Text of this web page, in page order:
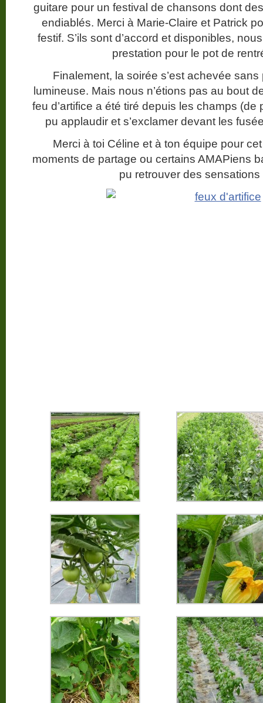
guitare pour un festival de chansons dont
endiablés. Merci à Marie-Claire et Patrick
festif. S’ils sont d’accord et disponibles,
prestation pour le pot de
Finalement, la soirée s’est achevée
lumineuse. Mais nous n’étions pas au bout
feu d’artifice a été tiré depuis les champs
pu applaudir et s’exclamer devant les
Merci à toi Céline et à ton équipe pour
moments de partage ou certains AMAPiens
pu retrouver des sensations